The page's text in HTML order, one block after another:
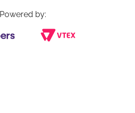
Powered by: